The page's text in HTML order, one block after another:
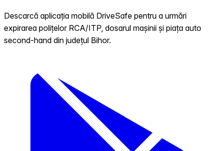
Descarcă aplicația mobilă DriveSafe pentru a urmări
expirarea polițelor RCA/ITP, dosarul mașinii și piața auto
second-hand din județul Bihor.